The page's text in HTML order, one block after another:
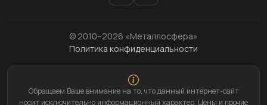
© 2010–2026 «Металлосфера»
Политика конфиденциальности
Обращаем Ваше внимание на то, что данный интернет-сайт
носит исключительно информационный характер. Цены и прочие